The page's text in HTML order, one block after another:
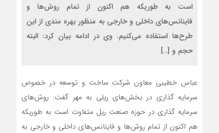
است به طوریکه هم اکنون از تمام روش‌ها و
فاینانس‌های داخلی و خارجی به منظور بهره مندی از این
طرح‌ها استفاده می‌کنیم. وی در ادامه بیان کرد: البته
حجم و […]
عباس خطیبی معاون شرکت ساخت و توسعه در خصوص
سرمایه گذاری در بخش‌های ریلی به مهر گفت: روش‌های
سرمایه گذاری در حوزه صنعت ریل متفاوت است به طوریکه
هم اکنون از تمام روش‌ها و فاینانس‌های داخلی و خارجی به